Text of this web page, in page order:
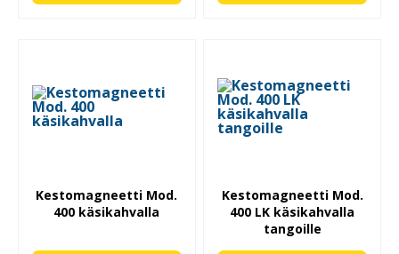
Kestomagneetti Mod.
400 käsikahvalla
Kestomagneetti Mod.
400 LK käsikahvalla
tangoille